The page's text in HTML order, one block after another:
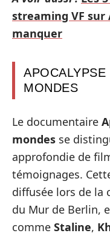
streaming VF sur
manquer
MONDES
Le documentaire
mondes se
approfondie de
témoignages.
diffusée lors de la
du Mur de Berlin,
comme Staline,